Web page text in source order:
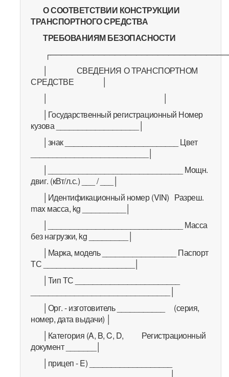
О СООТВЕТСТВИИ КОНСТРУКЦИИ
ТРАНСПОРТНОГО СРЕДСТВА
ТРЕБОВАНИЯМ БЕЗОПАСНОСТИ
│ СВЕДЕНИЯ О ТРАНСПОРТНОМ
СРЕДСТВЕ │
│Государственный регистрационный Номер
кузова ___________________│
│знак __________________________ Цвет
│_______________________________ Мощн.
двиг. (кВт/л.с.) ___ / ___│
│Идентификационный номер (VIN) Разреш.
max масса, kg __________│
│_______________________________ Масса
без нагрузки, kg _________│
│Марка, модель _________________ Паспорт
ТС _____________________│
│Тип ТС ________________________
│Орг. - изготовитель ___________ (серия,
номер, дата выдачи) │
│Категория (A, B, C, D, Регистрационный
документ _______│
│прицеп - E) ___________________